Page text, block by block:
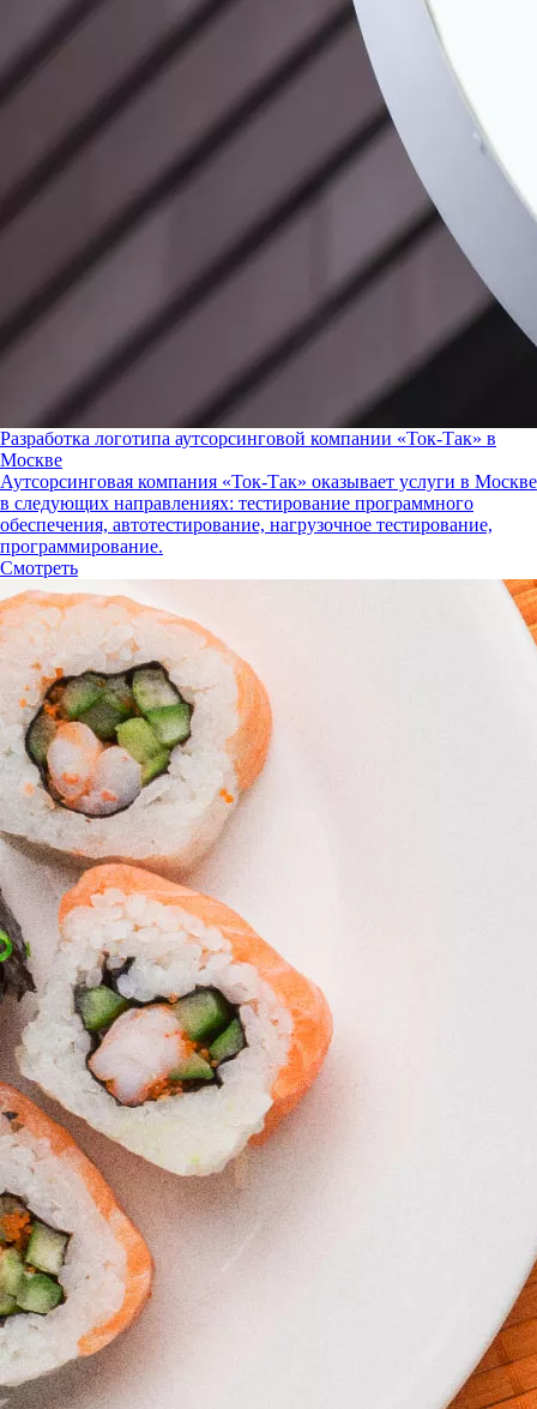
Разработка логотипа аутсорсинговой компании «Ток-Так» в
Москве
Аутсорсинговая компания «Ток-Так» оказывает услуги в Москве
в следующих направлениях: тестирование программного
обеспечения, автотестирование, нагрузочное тестирование,
программирование.
Смотреть